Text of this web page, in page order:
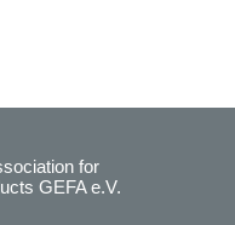
for
GEFA e.V.